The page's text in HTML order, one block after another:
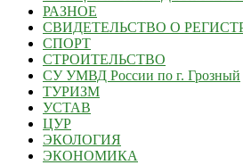
РАЗНОЕ
СВИДЕТЕЛЬСТВО О
СПОРТ
СТРОИТЕЛЬСТВО
СУ УМВД России по г. Грозный
ТУРИЗМ
УСТАВ
ЦУР
ЭКОЛОГИЯ
ЭКОНОМИКА